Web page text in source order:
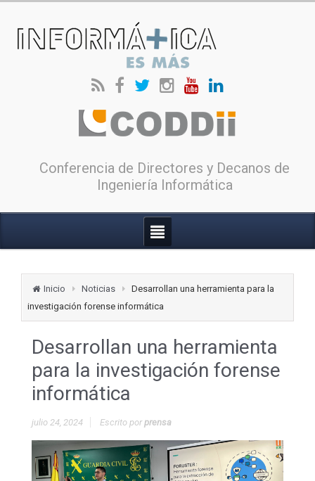
Conferencia de Directores y Decanos de
Ingeniería Informática
Inicio Noticias
Desarrollan una herramienta para la
investigación forense informática
Desarrollan una herramienta
para la investigación forense
informática
julio 24, 2024 Escrito porprensa